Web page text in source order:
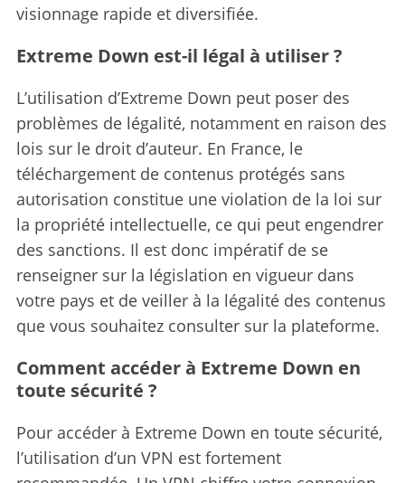
visionnage rapide et diversifiée.
Extreme Down est-il légal à utiliser ?
L’utilisation d’Extreme Down peut poser des
problèmes de légalité, notamment en raison des
lois sur le droit d’auteur. En France, le
téléchargement de contenus protégés sans
autorisation constitue une violation de la loi sur
la propriété intellectuelle, ce qui peut engendrer
des sanctions. Il est donc impératif de se
renseigner sur la législation en vigueur dans
votre pays et de veiller à la légalité des contenus
que vous souhaitez consulter sur la plateforme.
Comment accéder à Extreme Down en
toute sécurité ?
Pour accéder à Extreme Down en toute sécurité,
l’utilisation d’un VPN est fortement